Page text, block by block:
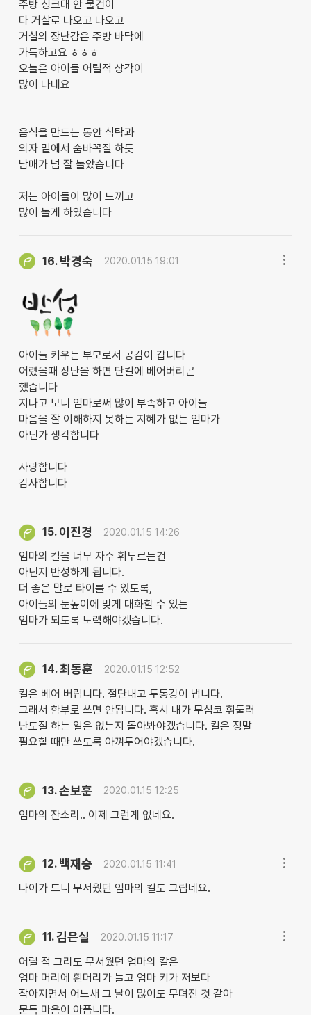
주방 싱크대 안 물건이
다 거살로 나오고 나오고
거실의 장난감은 주방 바닥에
가득하고요 ㅎㅎㅎ
오늘은 아이들 어릴적 샹각이
많이 나네요
음식을 만드는 동안 식탁과
의자 밑에서 숨바꼭질 하듯
남매가 넘 잘 놀았습니다
저는 아이들이 많이 느끼고
많이 놀게 하였습니다
16. 박경숙 2020.01.15 19:01
아이들 키우는 부모로서 공감이 갑니다
어렸을때 장난을 하면 단칼에 베어버리곤
했습니다
지나고 보니 엄마로써 많이 부족하고 아이들
마음을 잘 이해하지 못하는 지혜가 없는 엄마가
아닌가 생각합니다
사랑합니다
감사합니다
15. 이진경 2020.01.15 14:26
엄마의 칼을 너무 자주 휘두르는건
아닌지 반성하게 됩니다.
더 좋은 말로 타이를 수 있도록,
아이들의 눈높이에 맞게 대화할 수 있는
엄마가 되도록 노력해야겠습니다.
14.최동훈 2020.01.15 12:52
칼은 베어 버립니다. 절단내고 두동강이 냅니다.
그래서 함부로 쓰면 안됩니다. 혹시 내가 무심코 휘둘러
난도질 하는 일은 없는지 돌아봐야겠습니다. 칼은 정말
필요할 때만 쓰도록 아껴두어야겠습니다.
13.손보훈 2020.01.15 12:25
엄마의 잔소리.. 이제 그런게 없네요.
12. 백재승 2020.01.15 11:41
나이가 드니 무서웠던 엄마의 칼도 그립네요.
11.김은실 2020.01.15 11:17
어릴 적 그리도 무서웠던 엄마의 칼은
엄마 머리에 흰머리가 늘고 엄마 키가 저보다
작아지면서 어느새 그 날이 많이도 무뎌진 것 같아
문득 마음이 아픕니다.